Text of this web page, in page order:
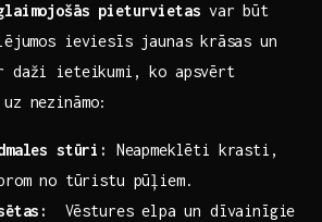
pieturvietas var⁤ būt
ieviesīs jaunas ⁢krāsas un
‌daži ieteikumi, ko apsvērt
nezināmo:
stūri:
⁣Neapmeklēti krasti,
no tūristu ​pūļiem.
⁤ Vēstures elpa un dīvainīgie